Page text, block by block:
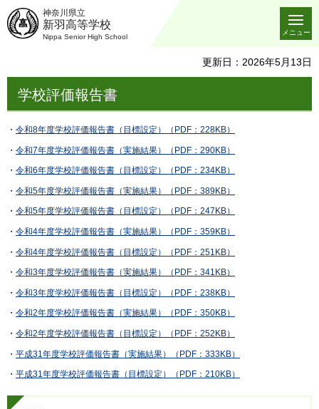
神奈川県立
新羽高等学校
Nippa Senior High School
メニュー
更新日：2026年5月13日
学校評価報告書
・ 令和8年度学校評価報告書（目標設定）（PDF：228KB）
・ 令和7年度学校評価報告書（実施結果）（PDF：290KB）
・ 令和6年度学校評価報告書（目標設定）（PDF：234KB）
・ 令和5年度学校評価報告書（実施結果）（PDF：389KB）
・ 令和5年度学校評価報告書（目標設定）（PDF：247KB）
・ 令和4年度学校評価報告書（実施結果）（PDF：359KB）
・ 令和4年度学校評価報告書（目標設定）（PDF：251KB）
・ 令和3年度学校評価報告書（実施結果）（PDF：341KB）
・ 令和3年度学校評価報告書（目標設定）（PDF：238KB）
・ 令和2年度学校評価報告書（実施結果）（PDF：350KB）
・ 令和2年度学校評価報告書（目標設定）（PDF：252KB）
・ 平成31年度学校評価報告書（実施結果）（PDF：333KB）
・ 平成31年度学校評価報告書（目標設定）（PDF：210KB）